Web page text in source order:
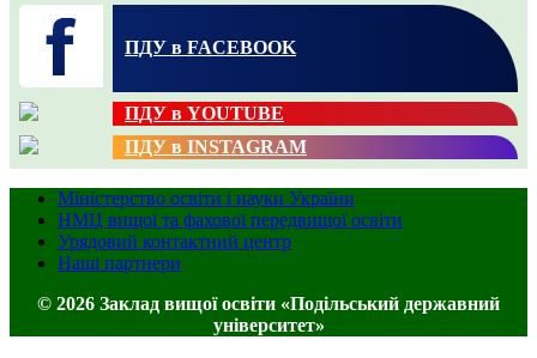
ПДУ в FACEBOOK
ПДУ в YOUTUBE
ПДУ в INSTAGRAM
Міністерство освіти і науки України
НМЦ вищої та фахової передвищої освіти
Урядовий контактний центр
Наші партнери
© 2026 Заклад вищої освіти «Подільський державний
університет»